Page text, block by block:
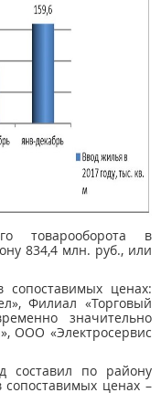
товарооборота в
834,4 млн. руб., или
сопоставимых ценах:
Филиал «Торговый
значительно
ООО «Электросервис
составил по району
ценах –